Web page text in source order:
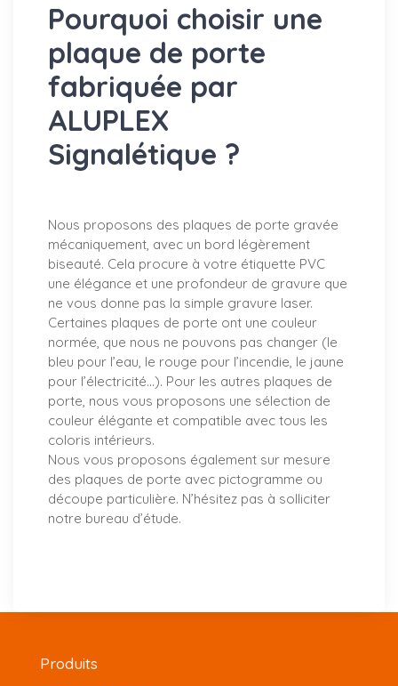
Pourquoi choisir une
plaque de porte
fabriquée par
ALUPLEX
Signalétique ?
Nous proposons des plaques de porte gravée
mécaniquement, avec un bord légèrement
biseauté. Cela procure à votre étiquette PVC
une élégance et une profondeur de gravure que
ne vous donne pas la simple gravure laser.
Certaines plaques de porte ont une couleur
normée, que nous ne pouvons pas changer (le
bleu pour l’eau, le rouge pour l’incendie, le jaune
pour l’électricité…). Pour les autres plaques de
porte, nous vous proposons une sélection de
couleur élégante et compatible avec tous les
coloris intérieurs.
Nous vous proposons également sur mesure
des plaques de porte avec pictogramme ou
découpe particulière. N’hésitez pas à solliciter
notre bureau d’étude.
Produits